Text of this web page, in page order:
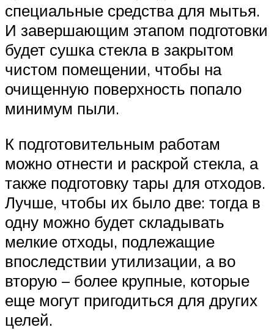
специальные средства для мытья.
И завершающим этапом подготовки
будет сушка стекла в закрытом
чистом помещении, чтобы на
очищенную поверхность попало
минимум пыли.
К подготовительным работам
можно отнести и раскрой стекла, а
также подготовку тары для отходов.
Лучше, чтобы их было две: тогда в
одну можно будет складывать
мелкие отходы, подлежащие
впоследствии утилизации, а во
вторую – более крупные, которые
еще могут пригодиться для других
целей.